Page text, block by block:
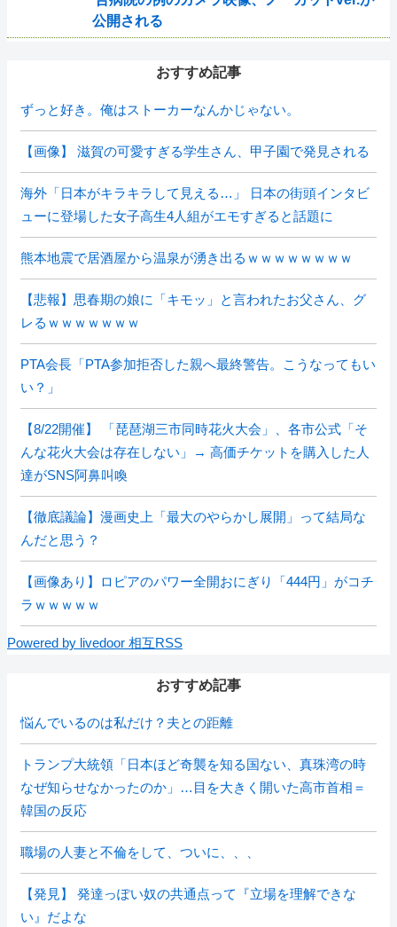
公開される
おすすめ記事
ずっと好き。俺はストーカーなんかじゃない。
【画像】 滋賀の可愛すぎる学生さん、甲子園で発見される
海外「日本がキラキラして見える…」 日本の街頭インタビ
ューに登場した女子高生4人組がエモすぎると話題に
熊本地震で居酒屋から温泉が湧き出るｗｗｗｗｗｗｗｗ
【悲報】思春期の娘に「キモッ」と言われたお父さん、グ
レるｗｗｗｗｗｗｗ
PTA会長「PTA参加拒否した親へ最終警告。こうなってもい
い？」
【8/22開催】 「琵琶湖三市同時花火大会」、各市公式「そ
んな花火大会は存在しない」→ 高価チケットを購入した人
達がSNS阿鼻叫喚
【徹底議論】漫画史上「最大のやらかし展開」って結局な
んだと思う？
【画像あり】ロピアのパワー全開おにぎり「444円」がコチ
ラｗｗｗｗｗ
Powered by livedoor 相互RSS
おすすめ記事
悩んでいるのは私だけ？夫との距離
トランプ大統領「日本ほど奇襲を知る国ない、真珠湾の時
なぜ知らせなかったのか」…目を大きく開いた高市首相＝
韓国の反応
職場の人妻と不倫をして、ついに、、、
【発見】 発達っぽい奴の共通点って『立場を理解できな
い』だよな